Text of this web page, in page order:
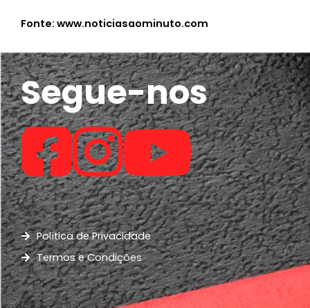
Fonte: www.noticiasaominuto.com
Segue-nos
Política de Privacidade
Termos e Condições